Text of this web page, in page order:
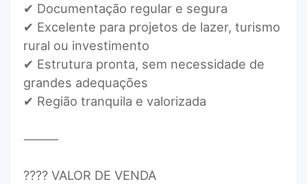
✔ Documentação regular e segura
✔ Excelente para projetos de lazer, turismo
rural ou investimento
✔ Estrutura pronta, sem necessidade de
grandes adequações
✔ Região tranquila e valorizada
⸻
???? VALOR DE VENDA